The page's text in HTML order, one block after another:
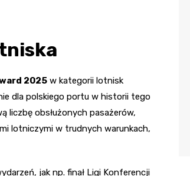
2025 w kategorii lotnisk
dla polskiego portu w historii tego
liczbę obsłużonych pasażerów,
lotniczymi w trudnych warunkach,
jak np. finał Ligi Konferencji